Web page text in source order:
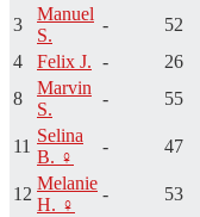
3
Manuel
S.
- 52
4
Felix J. - 26
8
Marvin
S.
- 55
11
Selina
B. ♀
- 47
12
Melanie
H. ♀
- 53